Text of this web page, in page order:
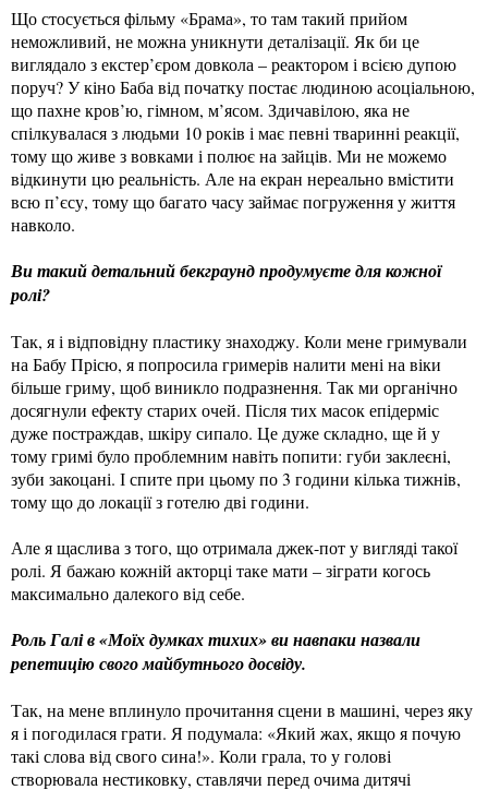
Що стосується фільму «Брама», то там такий прийом
неможливий, не можна уникнути деталізації. Як би це
виглядало з екстер’єром довкола – реактором і всією дупою
поруч? У кіно Баба від початку постає людиною асоціальною,
що пахне кров’ю, гімном, м’ясом. Здичавілою, яка не
спілкувалася з людьми 10 років і має певні тваринні реакції,
тому що живе з вовками і полює на зайців. Ми не можемо
відкинути цю реальність. Але на екран нереально вмістити
всю п’єсу, тому що багато часу займає погруження у життя
навколо.
Ви такий детальний бекграунд продумуєте для кожної
ролі?
Так, я і відповідну пластику знаходжу. Коли мене гримували
на Бабу Прісю, я попросила гримерів налити мені на віки
більше гриму, щоб виникло подразнення. Так ми органічно
досягнули ефекту старих очей. Після тих масок епідерміс
дуже постраждав, шкіру сипало. Це дуже складно, ще й у
тому гримі було проблемним навіть попити: губи заклеєні,
зуби закоцані. І спите при цьому по 3 години кілька тижнів,
тому що до локації з готелю дві години.
Але я щаслива з того, що отримала джек-пот у вигляді такої
ролі. Я бажаю кожній акторці таке мати – зіграти когось
максимально далекого від себе.
Роль Галі в «Моїх думках тихих» ви навпаки назвали
репетицію свого майбутнього досвіду.
Так, на мене вплинуло прочитання сцени в машині, через яку
я і погодилася грати. Я подумала: «Який жах, якщо я почую
такі слова від свого сина!». Коли грала, то у голові
створювала нестиковку, ставлячи перед очима дитячі